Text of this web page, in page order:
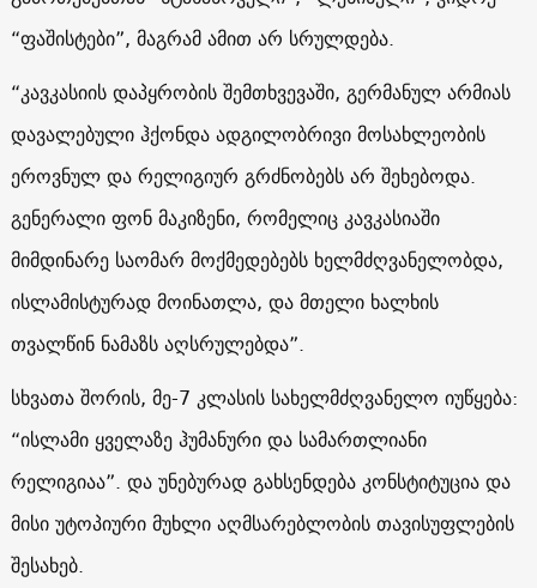
“ფაშისტები”, მაგრამ ამით არ სრულდება.
“კავკასიის დაპყრობის შემთხვევაში, გერმანულ არმიას
დავალებული ჰქონდა ადგილობრივი მოსახლეობის
ეროვნულ და რელიგიურ გრძნობებს არ შეხებოდა.
გენერალი ფონ მაკიზენი, რომელიც კავკასიაში
მიმდინარე საომარ მოქმედებებს ხელმძღვანელობდა,
ისლამისტურად მოინათლა, და მთელი ხალხის
თვალწინ ნამაზს აღსრულებდა”.
სხვათა შორის, მე-7 კლასის სახელმძღვანელო იუწყება:
“ისლამი ყველაზე ჰუმანური და სამართლიანი
რელიგიაა”. და უნებურად გახსენდება კონსტიტუცია და
მისი უტოპიური მუხლი აღმსარებლობის თავისუფლების
შესახებ.